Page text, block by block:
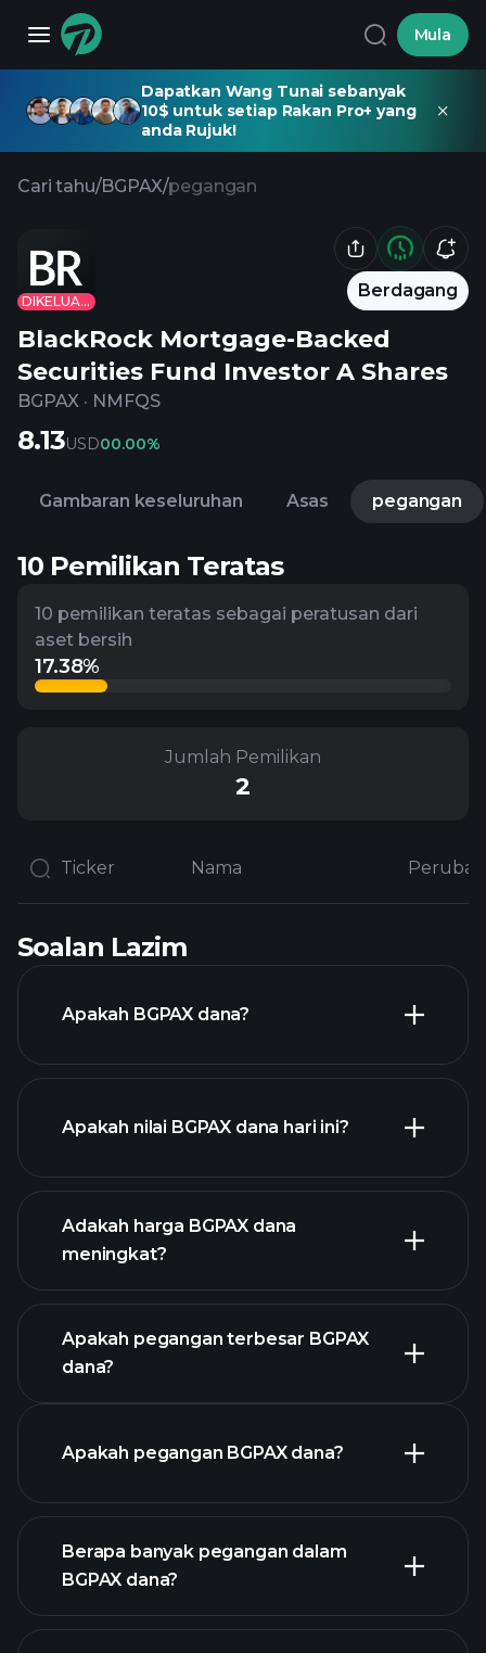
Mula
Dapatkan Wang Tunai sebanyak
10$ untuk setiap Rakan Pro+ yang
anda Rujuk!
Cari tahu/BGPAX/pegangan
DIKELUARKAN
Berdagang
BlackRock Mortgage-Backed
Securities Fund Investor A Shares
BGPAX · NMFQS
8.13USD00.00%
Gambaran keseluruhan Asas pegangan
10 Pemilikan Teratas
10 pemilikan teratas sebagai peratusan dari
aset bersih
17.38%
Jumlah Pemilikan
2
Ticker Nama
Soalan Lazim
Apakah BGPAX dana?
Apakah nilai BGPAX dana hari ini?
grafik lanjutan
Adakah harga BGPAX dana
meningkat?
graf BGPAX
Apakah pegangan terbesar BGPAX
dana?
holdings
Apakah pegangan BGPAX dana?
holdings
Berapa banyak pegangan dalam
BGPAX dana?